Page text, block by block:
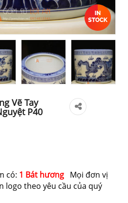
Vẽ Tay
P40
có: 1 Bát hương Mọi đơn vị
logo theo yêu cầu của quý